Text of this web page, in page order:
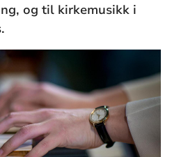
og til kirkemusikk i